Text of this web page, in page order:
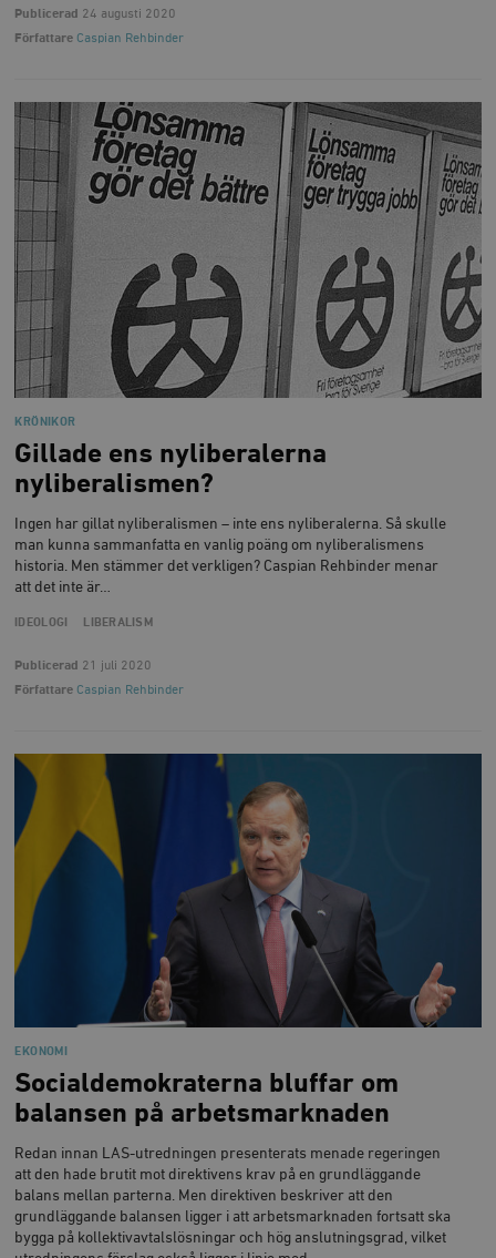
Publicerad 24 augusti 2020
Författare Caspian Rehbinder
KRÖNIKOR
Gillade ens nyliberalerna
nyliberalismen?
Ingen har gillat nyliberalismen – inte ens nyliberalerna. Så skulle
man kunna sammanfatta en vanlig poäng om nyliberalismens
historia. Men stämmer det verkligen? Caspian Rehbinder menar
att det inte är…
IDEOLOGI LIBERALISM
Publicerad 21 juli 2020
Författare Caspian Rehbinder
EKONOMI
Socialdemokraterna bluffar om
balansen på arbetsmarknaden
Redan innan LAS-utredningen presenterats menade regeringen
att den hade brutit mot direktivens krav på en grundläggande
balans mellan parterna. Men direktiven beskriver att den
grundläggande balansen ligger i att arbetsmarknaden fortsatt ska
bygga på kollektivavtalslösningar och hög anslutningsgrad, vilket